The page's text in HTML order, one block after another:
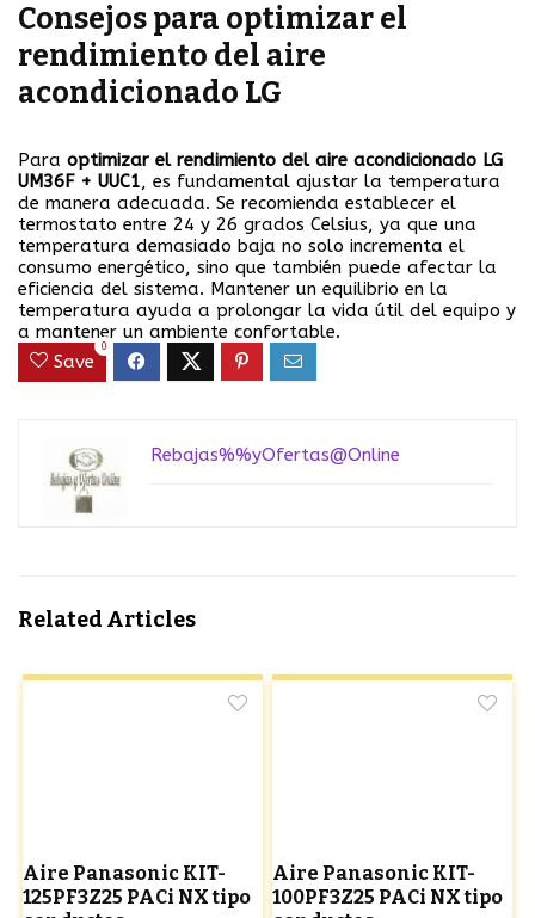
Consejos para optimizar el
rendimiento del aire
acondicionado LG
Para optimizar el rendimiento del aire acondicionado LG
UM36F + UUC1, es fundamental ajustar la temperatura
de manera adecuada. Se recomienda establecer el
termostato entre 24 y 26 grados Celsius, ya que una
temperatura demasiado baja no solo incrementa el
consumo energético, sino que también puede afectar la
eficiencia del sistema. Mantener un equilibrio en la
temperatura ayuda a prolongar la vida útil del equipo y
a mantener un ambiente confortable.
Save
0
Rebajas%%yOfertas@Online
Related Articles
Aire Panasonic KIT-
125PF3Z25 PACi NX tipo
Aire Panasonic KIT-
100PF3Z25 PACi NX tipo